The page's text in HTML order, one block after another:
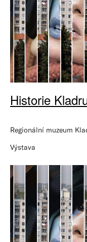
Historie
Regionální muzeum
Výstava